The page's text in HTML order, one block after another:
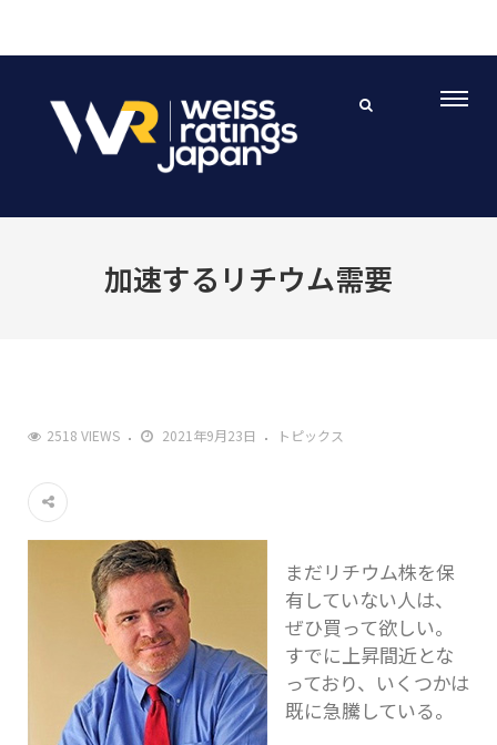
加速するリチウム需要
2518 VIEWS 2021年9月23日 トピックス
まだリチウム株を保
有していない人は、
ぜひ買って欲しい。
すでに上昇間近とな
っており、いくつかは
既に急騰している。